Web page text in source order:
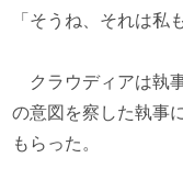
「そうね、それは私
クラウディアは執
の意図を察した執事
もらった。